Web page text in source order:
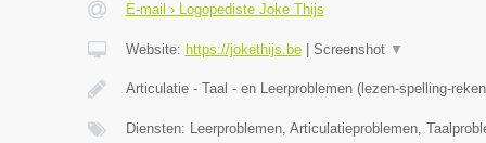
E-mail › Logopediste Joke Thijs
Website: https://jokethijs.be| Screenshot ▼
Articulatie - Taal - en Leerproblemen (lezen-spelling-
Diensten: Leerproblemen, Articulatieproblemen,